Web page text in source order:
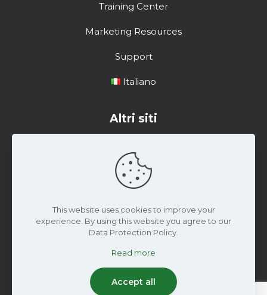
Training Center
Marketing Resources
Support
Italiano
Altri siti
Centro di formazione
Risorse di marketing
Materiale di Supporto
2024 Wiseconn Engineering | Tutti i diritti riservati
This website uses cookies to improve your
experience. By using this website you agree to our
Data Protection Policy.
Read more
Accept all